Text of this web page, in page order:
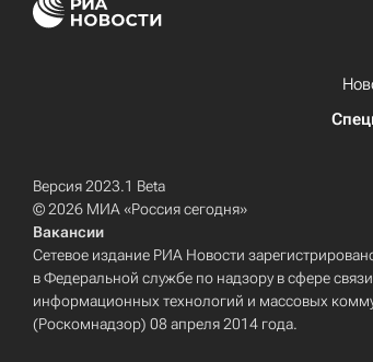
Версия 2023.1 Beta
© 2026 МИА «Россия сегодня»
Вакансии
Сетевое издание РИА Новости
в Федеральной службе по надзору в сфере
информационных технологий и массовых
(Роскомнадзор) 08 апреля 2014 года.